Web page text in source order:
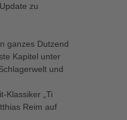
zu
ganzes Dutzend
Kapitel unter
und
Klassiker „Ti
Reim auf